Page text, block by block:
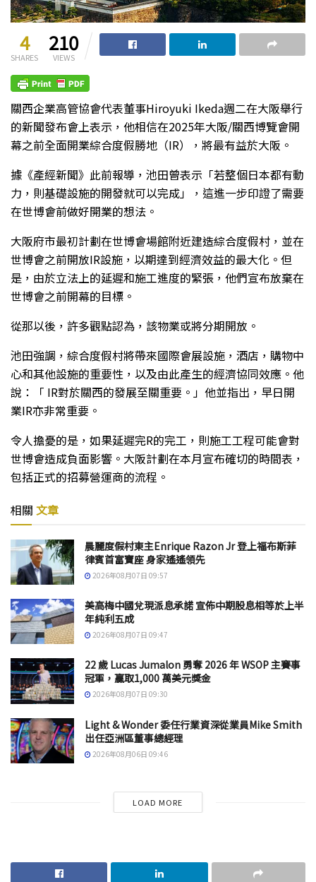
4
SHARES
210
VIEWS
關西企業高管協會代表董事Hiroyuki Ikeda週二在大阪舉行
的新聞發布會上表示，他相信在2025年大阪/關西博覽會開
幕之前全面開業綜合度假勝地（IR），將最有益於大阪。
據《產經新聞》此前報導，池田曾表示「若整個日本都有動
力，則基礎設施的開發就可以完成」，這進一步印證了需要
在世博會前做好開業的想法。
大阪府市最初計劃在世博會場館附近建造綜合度假村，並在
世博會之前開放IR設施，以期達到經濟效益的最大化。但
是，由於立法上的延遲和施工進度的緊張，他們宣布放棄在
世博會之前開幕的目標。
從那以後，許多觀點認為，該物業或將分期開放。
池田強調，綜合度假村將帶來國際會展設施，酒店，購物中
心和其他設施的重要性，以及由此產生的經濟協同效應。他
說：「 IR對於關西的發展至關重要。」他並指出，早日開
業IR亦非常重要。
令人擔憂的是，如果延遲完R的完工，則施工工程可能會對
世博會造成負面影響。大阪計劃在本月宣布確切的時間表，
包括正式的招募營運商的流程。
相關 文章
晨麗度假村東主Enrique Razon Jr 登上福布斯菲
律賓首富寶座 身家遙遙領先
2026年08月07日 09:57
美高梅中國兌現派息承諾 宣佈中期股息相等於上半
年純利五成
2026年08月07日 09:47
22 歲 Lucas Jumalon 勇奪 2026 年 WSOP 主賽事
冠軍，贏取1,000 萬美元獎金
2026年08月07日 09:30
Light & Wonder 委任行業資深從業員Mike Smith
出任亞洲區董事總經理
2026年08月06日 09:46
LOAD MORE